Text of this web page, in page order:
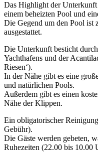
Das Highlight der
einem beheizten Pool und
Die Gegend um den Pool ist
ausgestattet.
Die Unterkunft besticht
Yachthafens und der
Riesen‘).
In der Nähe gibt es eine
und natürlichen Pools.
Außerdem gibt es einen
Nähe der Klippen.
Ein obligatorischer
Gebühr).
Die Gäste werden gebeten,
Ruhezeiten (22.00 bis 10.00